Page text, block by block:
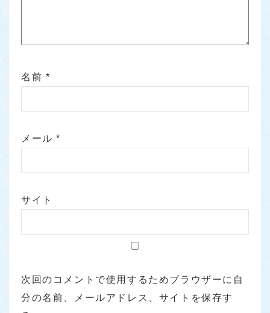
名前 *
メール*
サイト
次回のコメントで使用するためブラウザーに自
分の名前、メールアドレス、サイトを保存す